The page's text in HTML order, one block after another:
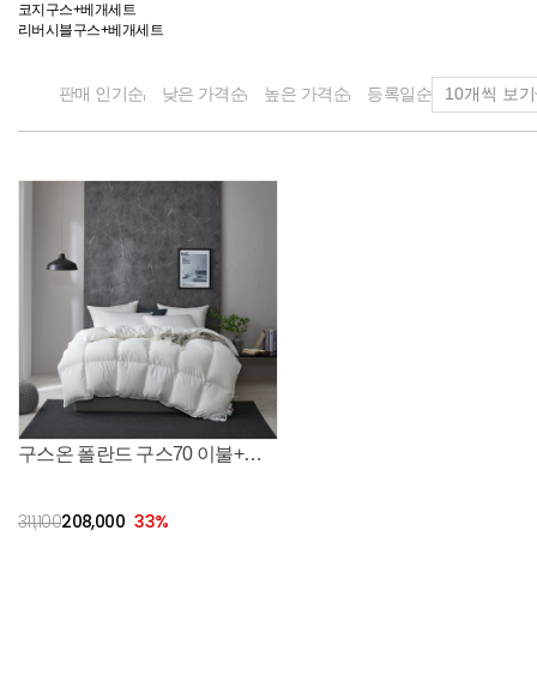
코지구스+베개세트
리버시블구스+베개세트
판매 인기순 낮은 가격순 높은 가격순 등록일순
구스온 폴란드 구스70 이불+구스베개 호텔침구 세트
311,100208,000 33%